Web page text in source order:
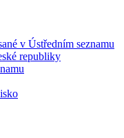
v Ústředním seznamu
republiky